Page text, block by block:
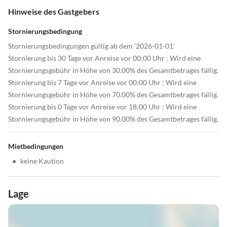
Hinweise des Gastgebers
Stornierungsbedingung
Stornierungsbedingungen gültig ab dem '2026-01-01'
Stornierung bis 30 Tage vor Anreise vor 00:00 Uhr : Wird eine
Stornierungsgebühr in Höhe von 30.00% des Gesamtbetrages fällig.
Stornierung bis 7 Tage vor Anreise vor 00:00 Uhr : Wird eine
Stornierungsgebühr in Höhe von 70.00% des Gesamtbetrages fällig.
Stornierung bis 0 Tage vor Anreise vor 18:00 Uhr : Wird eine
Stornierungsgebühr in Höhe von 90.00% des Gesamtbetrages fällig.
Mietbedingungen
• keine Kaution
Lage